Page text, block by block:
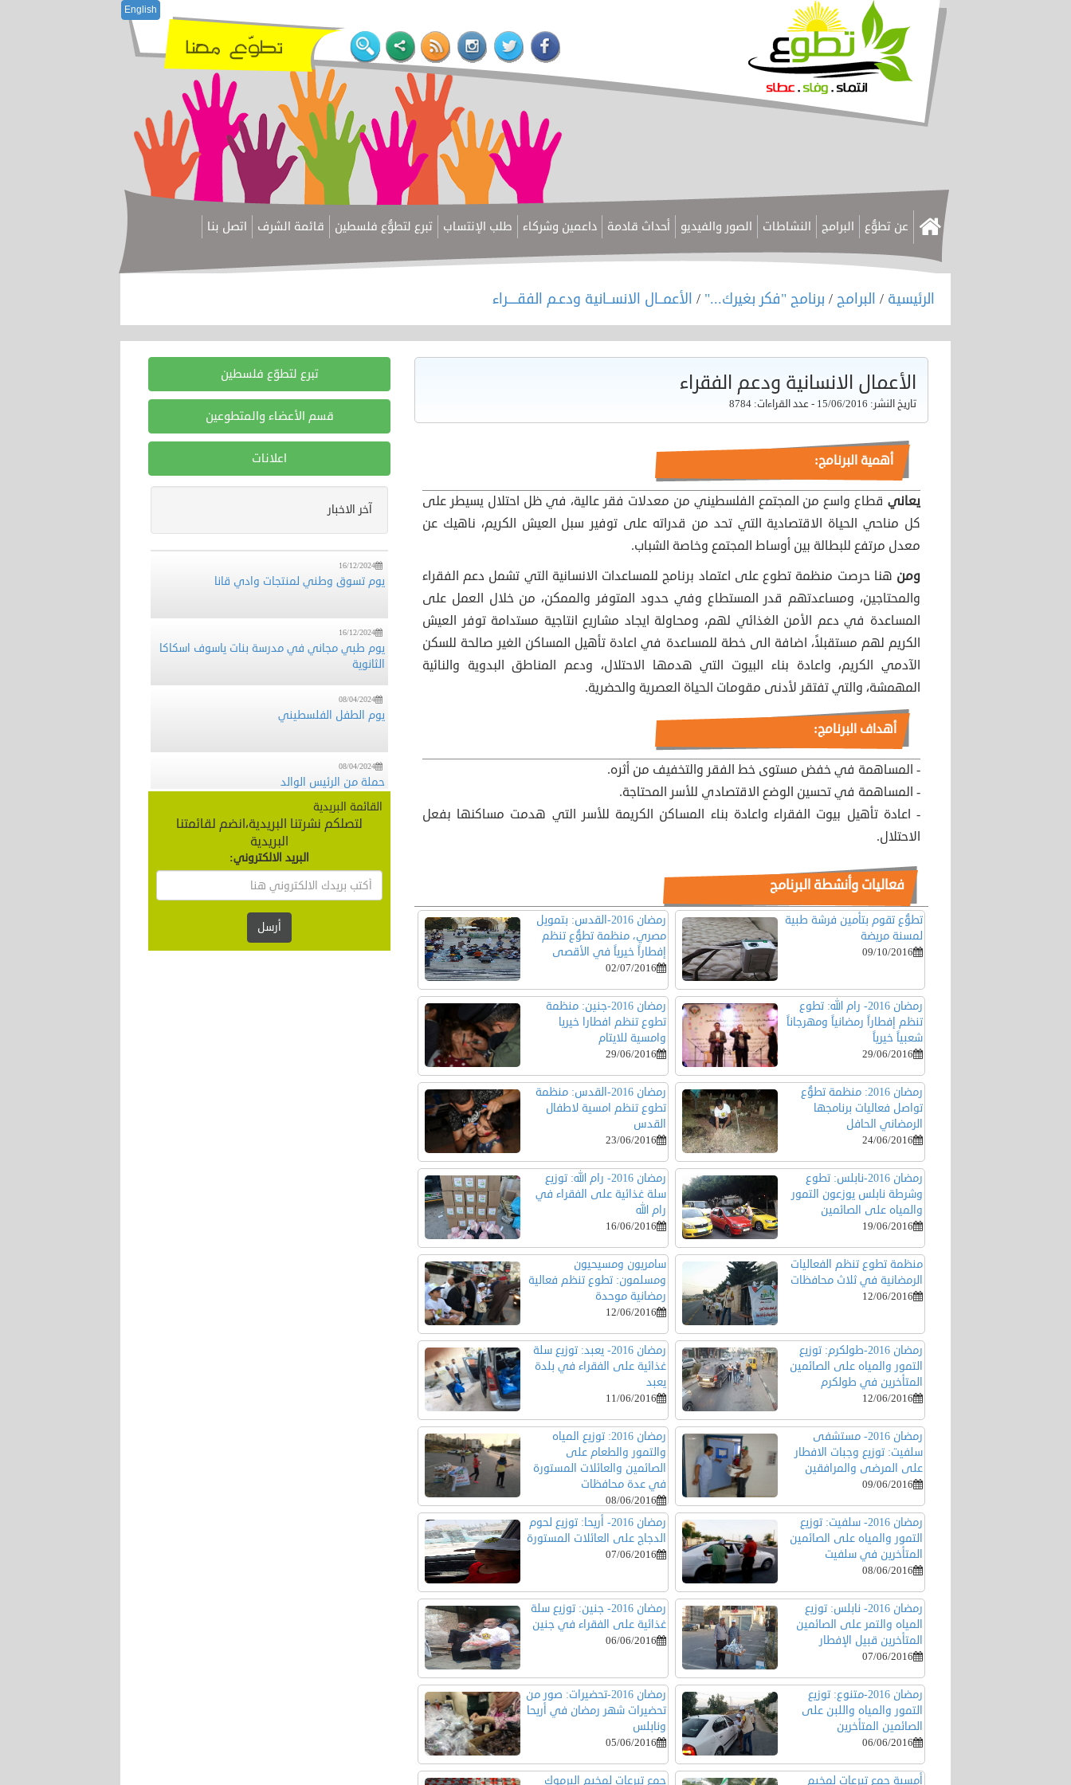
English
عن تطوُّع البرامج النشاطات الصور والفيديو أحداث قادمة داعمين وشركاء طلب الإنتساب تبرع لتطوُّع فلسطين قائمة الشرف اتصل بنا
الرئيسية / البرامج / برنامج "فكر بغيرك..." / الأعمــال الانســانية ودعـم الفقــــراء
الأعمال الانسانية ودعم الفقراء
تاريخ النشر: 15/06/2016 - عدد القراءات: 8784
أهمية البرنامج:
يعاني قطاع واسع من المجتمع الفلسطيني من معدلات فقر عالية، في ظل احتلال يسيطر على
كل مناحي الحياة الاقتصادية التي تحد من قدراته على توفير سبل العيش الكريم، ناهيك عن
معدل مرتفع للبطالة بين أوساط المجتمع وخاصة الشباب.
ومن هنا حرصت منظمة تطوع على اعتماد برنامج للمساعدات الانسانية التي تشمل دعم الفقراء
والمحتاجين، ومساعدتهم قدر المستطاع وفي حدود المتوفر والممكن، من خلال العمل على
المساعدة في دعم الأمن الغذائي لهم، ومحاولة ايجاد مشاريع انتاجية مستدامة توفر العيش
الكريم لهم مستقبلاً، اضافة الى خطة للمساعدة في اعادة تأهيل المساكن الغير صالحة للسكن
الآدمي الكريم، واعادة بناء البيوت التي هدمها الاحتلال، ودعم المناطق البدوية والنائية
المهمشة، والتي تفتقر لأدنى مقومات الحياة العصرية والحضرية.
أهداف البرنامج:
- المساهمة في خفض مستوى خط الفقر والتخفيف من أثره.
- المساهمة في تحسين الوضع الاقتصادي للأسر المحتاجة.
- اعادة تأهيل بيوت الفقراء واعادة بناء المساكن الكريمة للأسر التي هدمت مساكنها بفعل
الاحتلال.
فعاليات وأنشطة البرنامج
تطوُّع تقوم بتأمين فرشة طبية
لمسنة مريضة
09/10/2016
رمضان 2016-القدس: بتمويل
مصري، منظمة تطوُّع تنظم
إفطاراً خيرياً في الأقصى
02/07/2016
رمضان 2016- رام الله: تطوع
تنظم إفطاراً رمضانياً ومهرجاناً
شعبياً خيرياً
29/06/2016
رمضان 2016-جنين: منظمة
تطوع تنظم افطارا خيريا
وامسية للايتام
29/06/2016
رمضان 2016: منظمة تطوُّع
تواصل فعاليات برنامجها
الرمضاني الحافل
24/06/2016
رمضان 2016-القدس: منظمة
تطوع تنظم امسية لاطفال
القدس
23/06/2016
رمضان 2016-نابلس: تطوع
وشرطة نابلس يوزعون التمور
والمياه على الصائمين
19/06/2016
رمضان 2016- رام الله: توزيع
سلة غذائية على الفقراء في
رام الله
16/06/2016
منظمة تطوع تنظم الفعاليات
الرمضانية في ثلاث محافظات
12/06/2016
سامريون ومسيحيون
ومسلمون: تطوع تنظم فعالية
رمضانية موحدة
12/06/2016
رمضان 2016-طولكرم: توزيع
التمور والمياه على الصائمين
المتأخرين في طولكرم
12/06/2016
رمضان 2016- يعبد: توزيع سلة
غذائية على الفقراء في بلدة
يعبد
11/06/2016
رمضان 2016- مستشفى
سلفيت: توزيع وجبات الافطار
على المرضى والمرافقين
09/06/2016
رمضان 2016: توزيع المياه
والتمور والطعام على
الصائمين والعائلات المستورة
في عدة محافظات
08/06/2016
رمضان 2016- سلفيت: توزيع
التمور والمياه على الصائمين
المتأخرين في سلفيت
08/06/2016
رمضان 2016- أريحا: توزيع لحوم
الدجاج على العائلات المستورة
07/06/2016
رمضان 2016- نابلس: توزيع
المياه والتمر على الصائمين
المتأخرين قبيل الإفطار
07/06/2016
رمضان 2016- جنين: توزيع سلة
غذائية على الفقراء في جنين
06/06/2016
رمضان 2016-متنوع: توزيع
التمور والمياه واللبن على
الصائمين المتأخرين
06/06/2016
رمضان 2016-تحضيرات: صور من
تحضيرات شهر رمضان في أريحا
ونابلس
05/06/2016
أمسية جمع تبرعات لمخيم جمع تبرعات لمخيم اليرموك
تبرع لتطوّع فلسطين
قسم الأعضاء والمتطوعين
اعلانات
آخر الاخبار
منظمة تطوع تشارك في فعالية تطوعية لقطف
الزيتون (فزعة) في قرية فرخة بمحافظة سلفيت
16/12/2024
يوم تسوق وطني لمنتجات وادي قانا
16/12/2024
يوم طبي مجاني في مدرسة بنات ياسوف اسكاكا
الثانوية
08/04/2024
يوم الطفل الفلسطيني
08/04/2024
حملة من الرئيس الوالد
24/09/2019
وفد من منظمة تطوع يزورمحافظ سلفيت‎‎‎‎‎
24/09/2019
محافظ محافظة طوباس والاغوار الشمالية‎
24/09/2019
القائمة البريدية
لتصلكم نشرتنا البريدية،انضم لقائمتنا
البريدية
البريد الالكتروني:
أرسل